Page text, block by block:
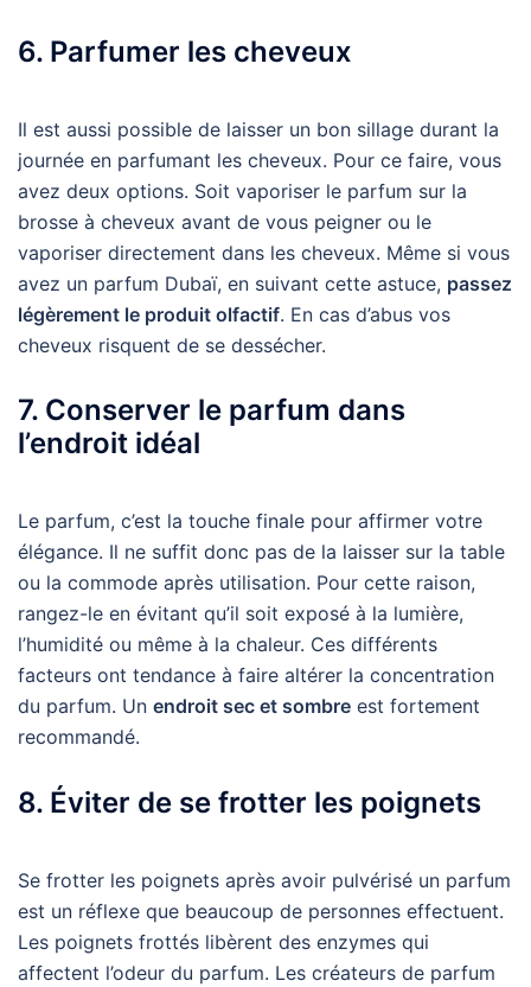
6. Parfumer les cheveux
Il est aussi possible de laisser un bon sillage durant la
journée en parfumant les cheveux. Pour ce faire, vous
avez deux options. Soit vaporiser le parfum sur la
brosse à cheveux avant de vous peigner ou le
vaporiser directement dans les cheveux. Même si vous
avez un parfum Dubaï, en suivant cette astuce, passez
légèrement le produit olfactif. En cas d’abus vos
cheveux risquent de se dessécher.
7. Conserver le parfum dans
l’endroit idéal
Le parfum, c’est la touche finale pour affirmer votre
élégance. Il ne suffit donc pas de la laisser sur la table
ou la commode après utilisation. Pour cette raison,
rangez-le en évitant qu’il soit exposé à la lumière,
l’humidité ou même à la chaleur. Ces différents
facteurs ont tendance à faire altérer la concentration
du parfum. Un endroit sec et sombre est fortement
recommandé.
8. Éviter de se frotter les poignets
Se frotter les poignets après avoir pulvérisé un parfum
est un réflexe que beaucoup de personnes effectuent.
Les poignets frottés libèrent des enzymes qui
affectent l’odeur du parfum. Les créateurs de parfum